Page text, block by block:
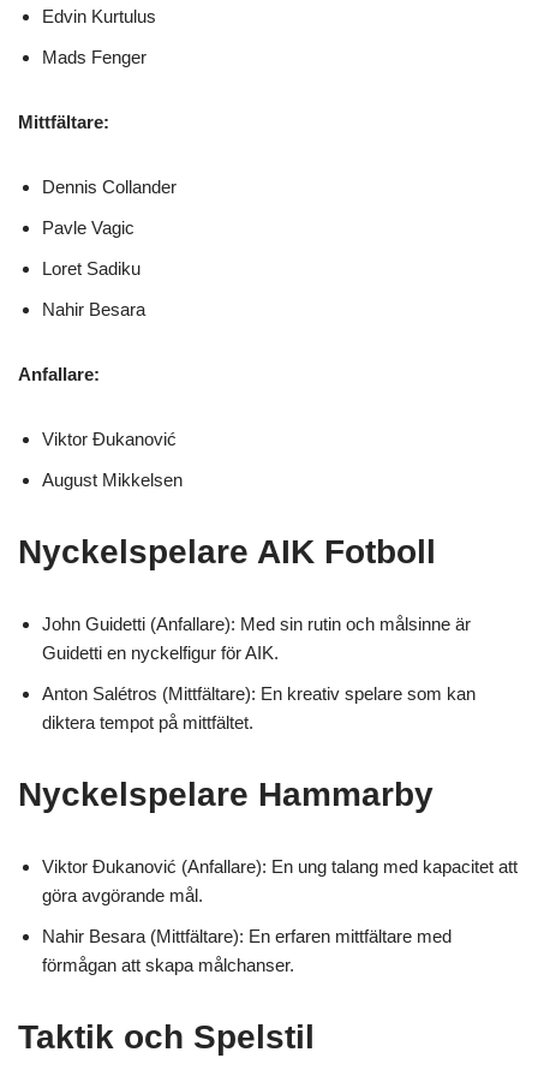
Edvin Kurtulus
Mads Fenger
Mittfältare:
Dennis Collander
Pavle Vagic
Loret Sadiku
Nahir Besara
Anfallare:
Viktor Đukanović
August Mikkelsen
Nyckelspelare AIK Fotboll
John Guidetti (Anfallare): Med sin rutin och målsinne är
Guidetti en nyckelfigur för AIK.
Anton Salétros (Mittfältare): En kreativ spelare som kan
diktera tempot på mittfältet.
Nyckelspelare Hammarby
Viktor Đukanović (Anfallare): En ung talang med kapacitet att
göra avgörande mål.
Nahir Besara (Mittfältare): En erfaren mittfältare med
förmågan att skapa målchanser.
Taktik och Spelstil